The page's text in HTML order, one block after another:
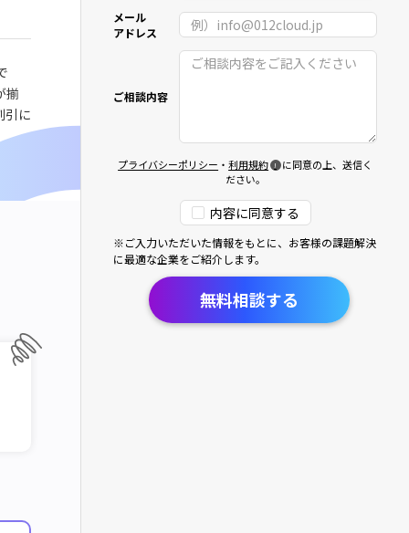
揃
引に
メール
アドレス
ご相談内容
プライバシーポリシー ・利用規約
に同意の上、送信く
ださい。
内容に同意する
※ご入力いただいた情報をもとに、お客様の課題解決
に最適な企業をご紹介します。
無料相談する